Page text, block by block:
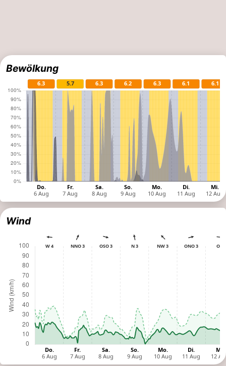
Bewölkung
Wind